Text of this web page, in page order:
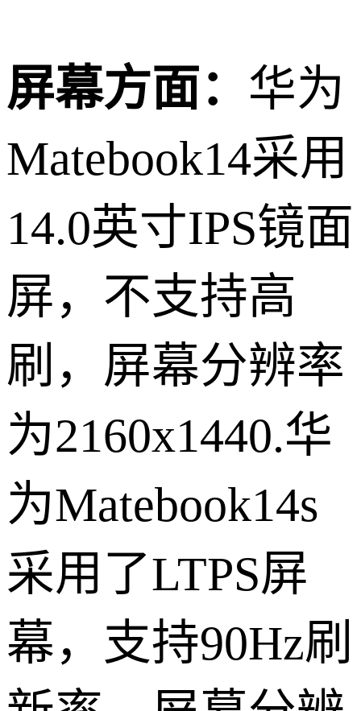
屏幕方面： 华为
Matebook14采用
14.0英寸IPS镜面
屏，不支持高
刷，屏幕分辨率
为2160x1440.华
为Matebook14s
采用了LTPS屏
幕，支持90Hz刷